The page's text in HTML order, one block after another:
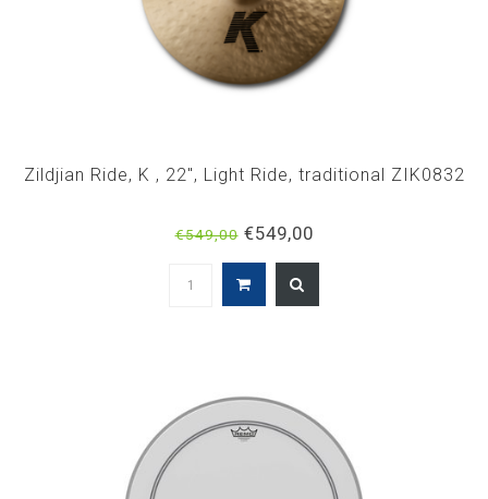
Zildjian Ride, K , 22", Light Ride, traditional ZIK0832
€549,00€549,00